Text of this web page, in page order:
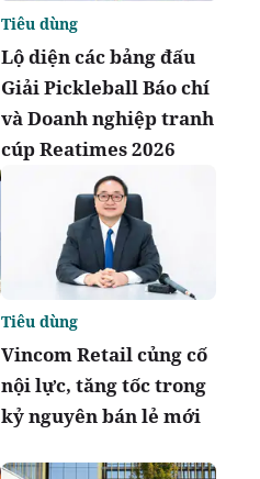
Lộ diện các bảng đấu
Giải Pickleball Báo chí
và Doanh nghiệp tranh
cúp Reatimes 2026
Tiêu dùng
Vincom Retail củng cố
nội lực, tăng tốc trong
kỷ nguyên bán lẻ mới
Tiêu dùng